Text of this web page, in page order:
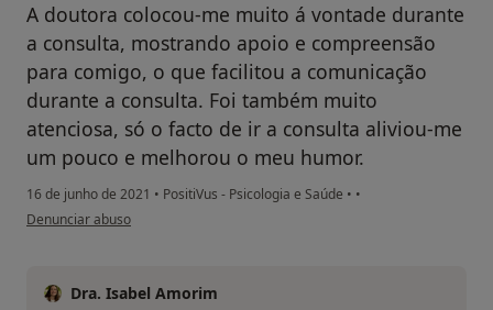
A doutora colocou-me muito á vontade durante
a consulta, mostrando apoio e compreensão
para comigo, o que facilitou a comunicação
durante a consulta. Foi também muito
atenciosa, só o facto de ir a consulta aliviou-me
um pouco e melhorou o meu humor.
16 de junho de 2021 • PositiVus - Psicologia e Saúde • •
na opinião do utilizador RD
Denunciar abuso
Dra. Isabel Amorim